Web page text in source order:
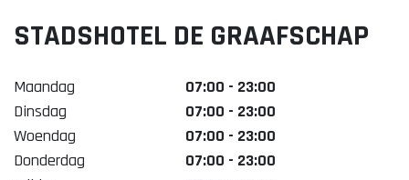
Organisatie Binnenstadbedrijf Doetinchem
STADSHOTEL DE GRAAFSCHAP
Maandag
07:00 - 23:00
Dinsdag
07:00 - 23:00
Woendag
07:00 - 23:00
Donderdag
07:00 - 23:00